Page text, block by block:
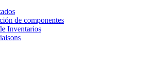
de componentes
Inventarios